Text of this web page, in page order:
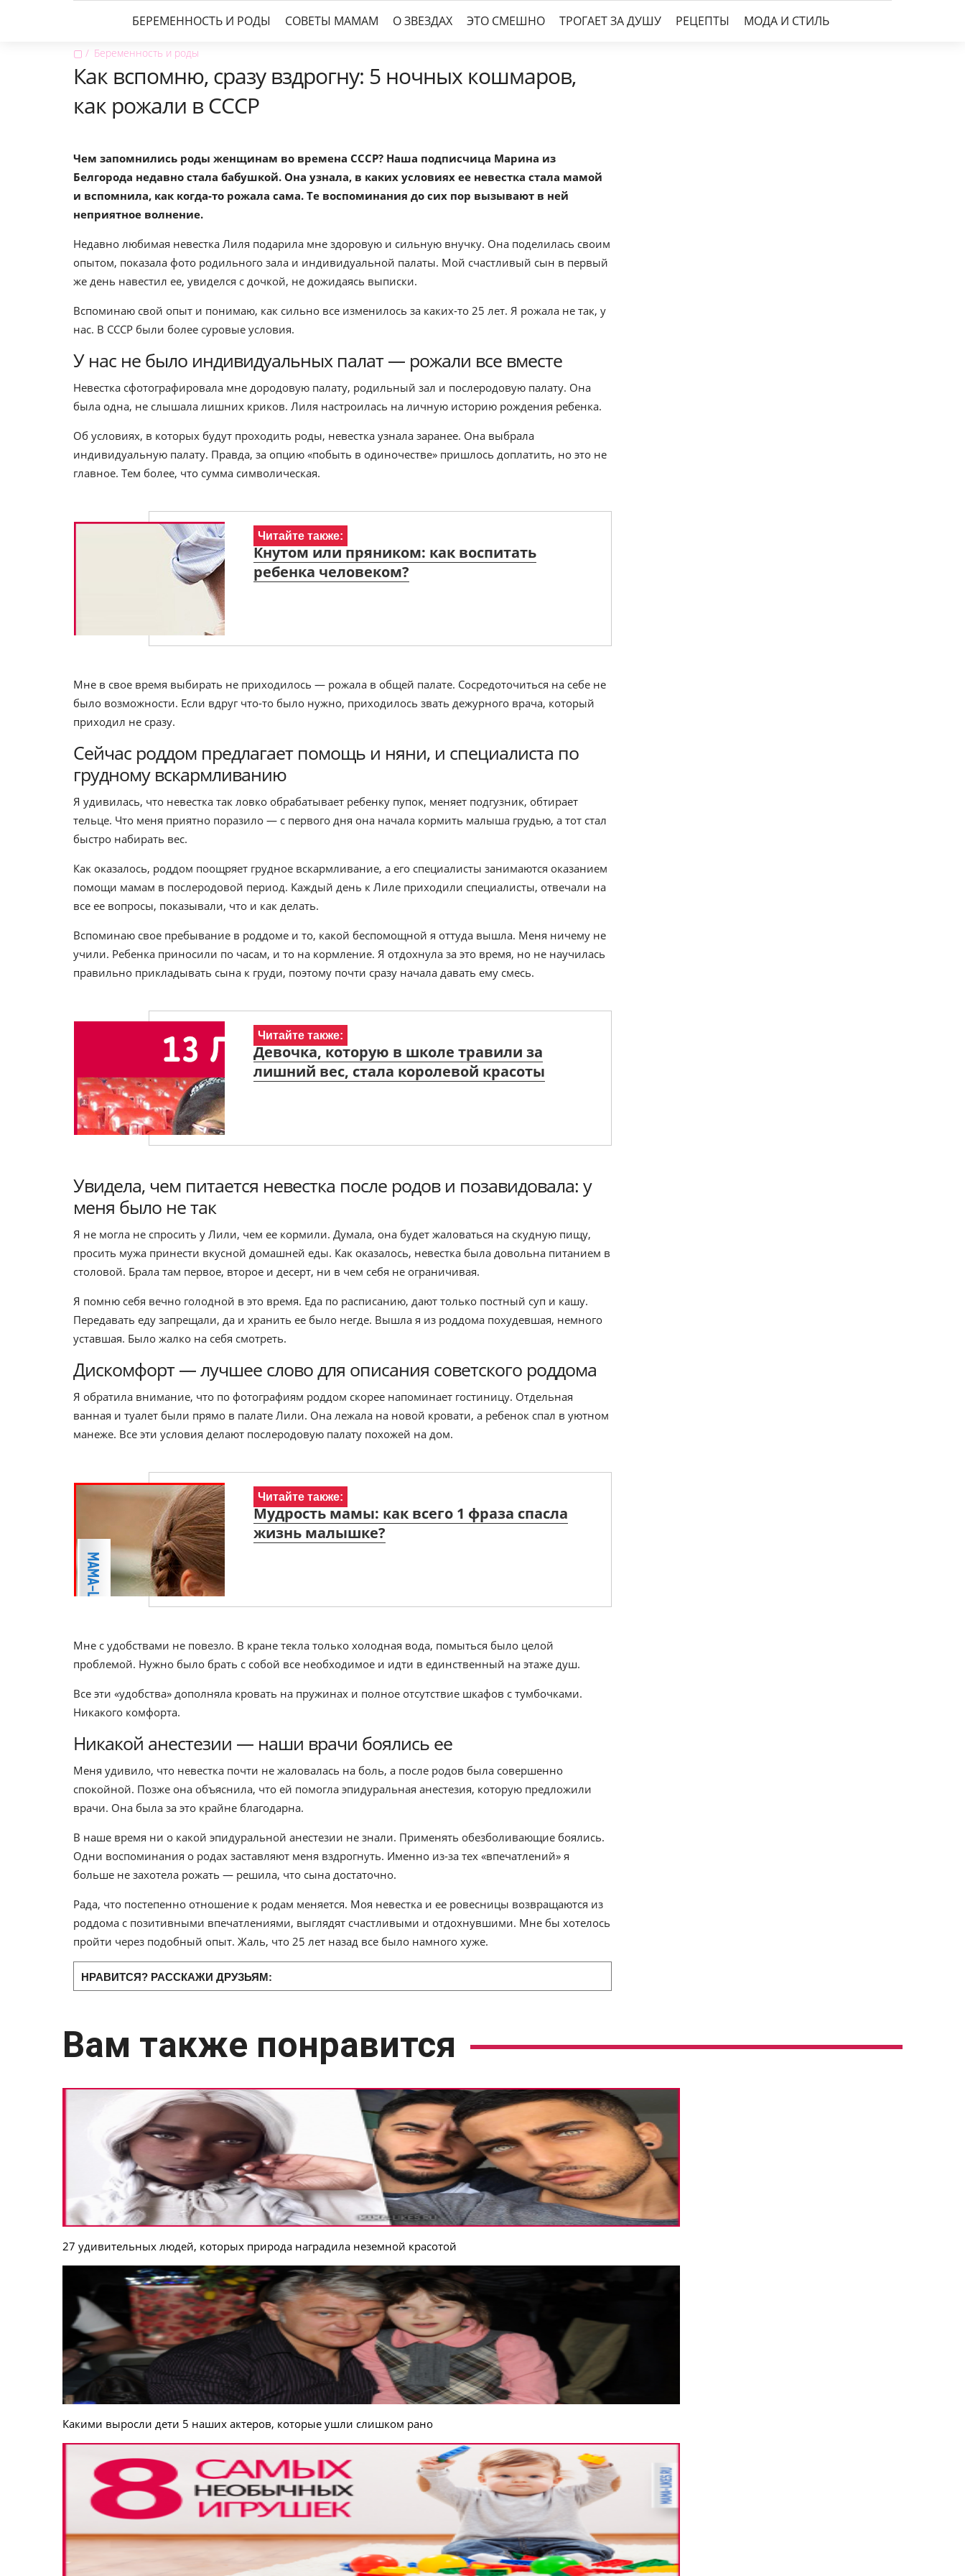
БЕРЕМЕННОСТЬ И РОДЫ СОВЕТЫ МАМАМ О ЗВЕЗДАХ ЭТО СМЕШНО ТРОГАЕТ ЗА ДУШУ РЕЦЕПТЫ МОДА И СТИЛЬ
▢ Беременность и роды
Как вспомню, сразу вздрогну: 5 ночных кошмаров,
как рожали в СССР
Чем запомнились роды женщинам во времена СССР? Наша подписчица Марина из
Белгорода недавно стала бабушкой. Она узнала, в каких условиях ее невестка стала мамой
и вспомнила, как когда-то рожала сама. Те воспоминания до сих пор вызывают в ней
неприятное волнение.
Недавно любимая невестка Лиля подарила мне здоровую и сильную внучку. Она поделилась своим
опытом, показала фото родильного зала и индивидуальной палаты. Мой счастливый сын в первый
же день навестил ее, увиделся с дочкой, не дожидаясь выписки.
Вспоминаю свой опыт и понимаю, как сильно все изменилось за каких-то 25 лет. Я рожала не так, у
нас. В СССР были более суровые условия.
У нас не было индивидуальных палат — рожали все вместе
Невестка сфотографировала мне дородовую палату, родильный зал и послеродовую палату. Она
была одна, не слышала лишних криков. Лиля настроилась на личную историю рождения ребенка.
Об условиях, в которых будут проходить роды, невестка узнала заранее. Она выбрала
индивидуальную палату. Правда, за опцию «побыть в одиночестве» пришлось доплатить, но это не
главное. Тем более, что сумма символическая.
Читайте также:
Кнутом или пряником: как воспитать
ребенка человеком?
Мне в свое время выбирать не приходилось — рожала в общей палате. Сосредоточиться на себе не
было возможности. Если вдруг что-то было нужно, приходилось звать дежурного врача, который
приходил не сразу.
Сейчас роддом предлагает помощь и няни, и специалиста по
грудному вскармливанию
Я удивилась, что невестка так ловко обрабатывает ребенку пупок, меняет подгузник, обтирает
тельце. Что меня приятно поразило — с первого дня она начала кормить малыша грудью, а тот стал
быстро набирать вес.
Как оказалось, роддом поощряет грудное вскармливание, а его специалисты занимаются оказанием
помощи мамам в послеродовой период. Каждый день к Лиле приходили специалисты, отвечали на
все ее вопросы, показывали, что и как делать.
Вспоминаю свое пребывание в роддоме и то, какой беспомощной я оттуда вышла. Меня ничему не
учили. Ребенка приносили по часам, и то на кормление. Я отдохнула за это время, но не научилась
правильно прикладывать сына к груди, поэтому почти сразу начала давать ему смесь.
Читайте также:
Девочка, которую в школе травили за
лишний вес, стала королевой красоты
Увидела, чем питается невестка после родов и позавидовала: у
меня было не так
Я не могла не спросить у Лили, чем ее кормили. Думала, она будет жаловаться на скудную пищу,
просить мужа принести вкусной домашней еды. Как оказалось, невестка была довольна питанием в
столовой. Брала там первое, второе и десерт, ни в чем себя не ограничивая.
Я помню себя вечно голодной в это время. Еда по расписанию, дают только постный суп и кашу.
Передавать еду запрещали, да и хранить ее было негде. Вышла я из роддома похудевшая, немного
уставшая. Было жалко на себя смотреть.
Дискомфорт — лучшее слово для описания советского роддома
Я обратила внимание, что по фотографиям роддом скорее напоминает гостиницу. Отдельная
ванная и туалет были прямо в палате Лили. Она лежала на новой кровати, а ребенок спал в уютном
манеже. Все эти условия делают послеродовую палату похожей на дом.
Читайте также:
Мудрость мамы: как всего 1 фраза спасла
жизнь малышке?
Мне с удобствами не повезло. В кране текла только холодная вода, помыться было целой
проблемой. Нужно было брать с собой все необходимое и идти в единственный на этаже душ.
Все эти «удобства» дополняла кровать на пружинах и полное отсутствие шкафов с тумбочками.
Никакого комфорта.
Никакой анестезии — наши врачи боялись ее
Меня удивило, что невестка почти не жаловалась на боль, а после родов была совершенно
спокойной. Позже она объяснила, что ей помогла эпидуральная анестезия, которую предложили
врачи. Она была за это крайне благодарна.
В наше время ни о какой эпидуральной анестезии не знали. Применять обезболивающие боялись.
Одни воспоминания о родах заставляют меня вздрогнуть. Именно из-за тех «впечатлений» я
больше не захотела рожать — решила, что сына достаточно.
Рада, что постепенно отношение к родам меняется. Моя невестка и ее ровесницы возвращаются из
роддома с позитивными впечатлениями, выглядят счастливыми и отдохнувшими. Мне бы хотелось
пройти через подобный опыт. Жаль, что 25 лет назад все было намного хуже.
НРАВИТСЯ? РАССКАЖИ ДРУЗЬЯМ:
Вам также понравится
27 удивительных людей, которых природа наградила неземной красотой
Какими выросли дети 5 наших актеров, которые ушли слишком рано